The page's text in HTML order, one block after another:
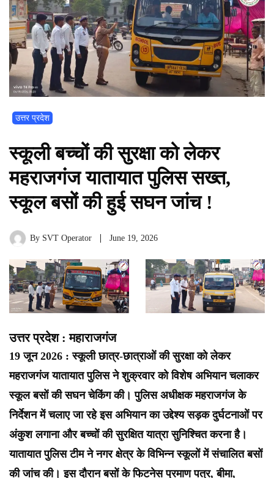
उत्तर प्रदेश
स्कूली बच्चों की सुरक्षा को लेकर
महराजगंज यातायात पुलिस सख्त,
स्कूल बसों की हुई सघन जांच !
By SVT Operator June 19, 2026
उत्तर प्रदेश : महाराजगंज
19 जून 2026 : स्कूली छात्र-छात्राओं की सुरक्षा को लेकर
महराजगंज यातायात पुलिस ने शुक्रवार को विशेष अभियान चलाकर
स्कूल बसों की सघन चेकिंग की। पुलिस अधीक्षक महराजगंज के
निर्देशन में चलाए जा रहे इस अभियान का उद्देश्य सड़क दुर्घटनाओं पर
अंकुश लगाना और बच्चों की सुरक्षित यात्रा सुनिश्चित करना है।
यातायात पुलिस टीम ने नगर क्षेत्र के विभिन्न स्कूलों में संचालित बसों
की जांच की। इस दौरान बसों के फिटनेस प्रमाण पत्र, बीमा,